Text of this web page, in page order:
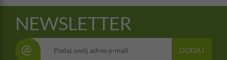
NEWSLETTER
@ DODAJ